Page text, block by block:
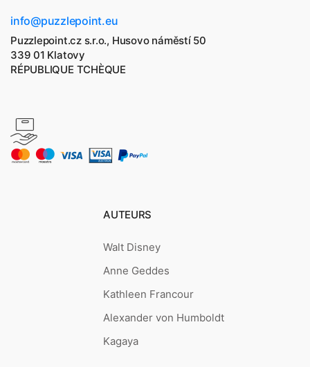
info@puzzlepoint.eu
Puzzlepoint.cz s.r.o., Husovo náměstí 50
339 01 Klatovy
RÉPUBLIQUE TCHÈQUE
AUTEURS
Walt Disney
Anne Geddes
Kathleen Francour
Alexander von Humboldt
Kagaya